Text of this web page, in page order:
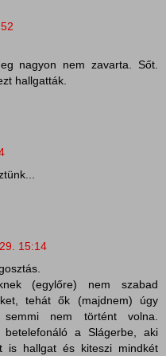
nagyon nem zavarta. Sőt.
hallgatták.
15:14
(egylőre) nem szabad
tehát ők (majdnem) úgy
nem történt volna.
a Slágerbe, aki
is hallgat és kiteszi mindkét